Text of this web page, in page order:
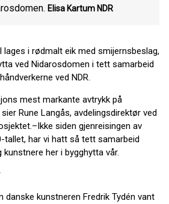
Elisa Kartum NDR
lages i rødmalt eik med smijernsbeslag,
ved Nidarosdomen i tett samarbeid
ved NDR.
mest markante avtrykk på
Rune Langås, avdelingsdirektør ved
siden gjenreisingen av
tallet, har vi hatt så tett samarbeid
her i bygghytta vår.
danske kunstneren Fredrik Tydén vant